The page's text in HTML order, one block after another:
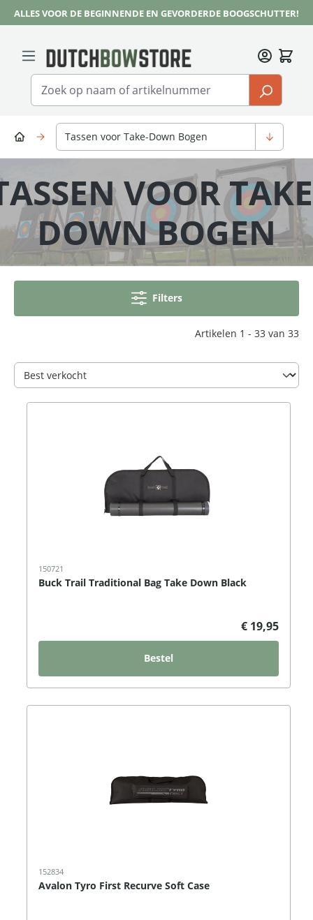
Ga naar de hoofdinhoud
ALLES VOOR DE BEGINNENDE EN GEVORDERDE BOOGSCHUTTER!
Tassen voor Take-Down Bogen
VOOR
DOWN BOGEN
Filters
Artikelen 1 - 33 van 33
150721
Buck Trail Traditional Bag Take Down Black
€ 19,95
Bestel
152834
Avalon Tyro First Recurve Soft Case